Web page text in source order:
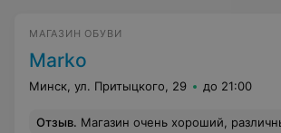
МАГАЗИН ОБУВИ
Marko
Минск, ул. Притыцкого, 29 до 21:00
Отзыв. Магазин очень хороший, различный ассортимент обуви,